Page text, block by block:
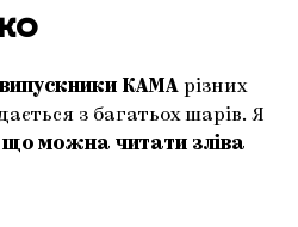
випускники КАМА різних
з багатьох шарів. Я
що можна читати зліва